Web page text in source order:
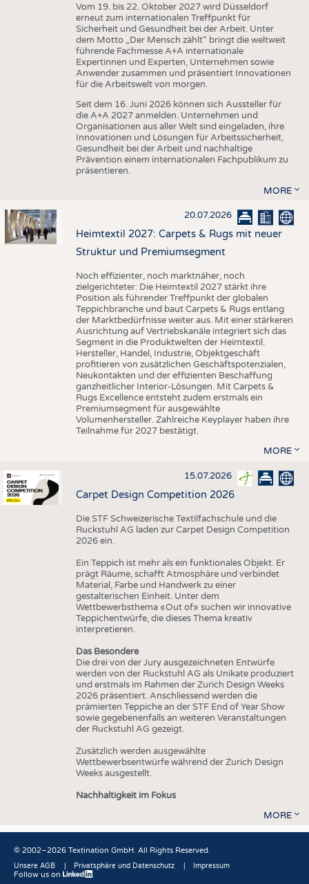
Vom 19. bis 22. Oktober 2027 wird Düsseldorf
erneut zum internationalen Treffpunkt für
Sicherheit und Gesundheit bei der Arbeit. Unter
dem Motto „Der Mensch zählt“ bringt die weltweit
führende Fachmesse A+A internationale
Expertinnen und Experten, Unternehmen sowie
Anwender zusammen und präsentiert Innovationen
für die Arbeitswelt von morgen.
Seit dem 16. Juni 2026 können sich Aussteller für
die A+A 2027 anmelden. Unternehmen und
Organisationen aus aller Welt sind eingeladen, ihre
Innovationen und Lösungen für Arbeitssicherheit,
Gesundheit bei der Arbeit und nachhaltige
Prävention einem internationalen Fachpublikum zu
präsentieren.
MORE
20.07.2026
Heimtextil 2027: Carpets & Rugs mit neuer
Struktur und Premiumsegment
Noch effizienter, noch marktnäher, noch
zielgerichteter: Die Heimtextil 2027 stärkt ihre
Position als führender Treffpunkt der globalen
Teppichbranche und baut Carpets & Rugs entlang
der Marktbedürfnisse weiter aus. Mit einer stärkeren
Ausrichtung auf Vertriebskanäle integriert sich das
Segment in die Produktwelten der Heimtextil.
Hersteller, Handel, Industrie, Objektgeschäft
profitieren von zusätzlichen Geschäftspotenzialen,
Neukontakten und der effizienten Beschaffung
ganzheitlicher Interior-Lösungen. Mit Carpets &
Rugs Excellence entsteht zudem erstmals ein
Premiumsegment für ausgewählte
Volumenhersteller. Zahlreiche Keyplayer haben ihre
Teilnahme für 2027 bestätigt.
MORE
15.07.2026
Carpet Design Competition 2026
Die STF Schweizerische Textilfachschule und die
Ruckstuhl AG laden zur Carpet Design Competition
2026 ein.
Ein Teppich ist mehr als ein funktionales Objekt. Er
prägt Räume, schafft Atmosphäre und verbindet
Material, Farbe und Handwerk zu einer
gestalterischen Einheit. Unter dem
Wettbewerbsthema «Out of» suchen wir innovative
Teppichentwürfe, die dieses Thema kreativ
interpretieren.
Das Besondere
Die drei von der Jury ausgezeichneten Entwürfe
werden von der Ruckstuhl AG als Unikate produziert
und erstmals im Rahmen der Zurich Design Weeks
2026 präsentiert. Anschliessend werden die
prämierten Teppiche an der STF End of Year Show
sowie gegebenenfalls an weiteren Veranstaltungen
der Ruckstuhl AG gezeigt.
Zusätzlich werden ausgewählte
Wettbewerbsentwürfe während der Zurich Design
Weeks ausgestellt.
Nachhaltigkeit im Fokus
MORE
© 2002–2026 Textination GmbH. All Rights Reserved.
Fußbereich
Unsere AGB Privatsphäre und Datenschutz Impressum
Follow us on